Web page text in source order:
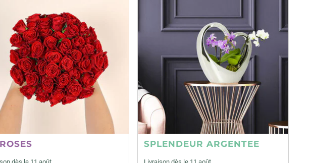
SPLENDEUR ARGENTEE